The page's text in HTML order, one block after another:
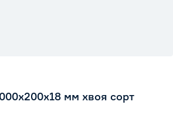
мм хвоя сорт